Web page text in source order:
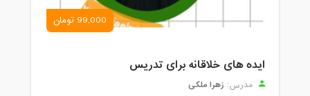
99,000 تومان
ایده های خلاقانه برای تدریس
مدرس: زهرا ملکی